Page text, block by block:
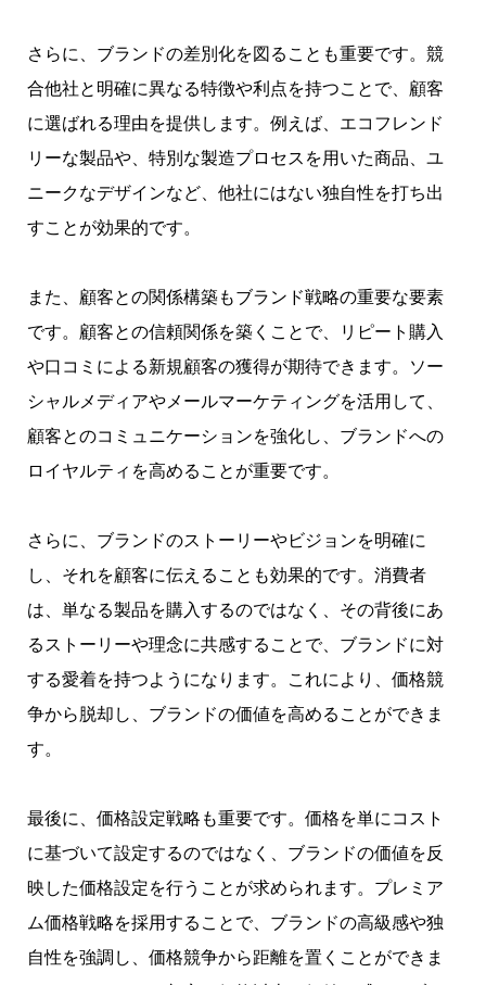
さらに、ブランドの差別化を図ることも重要です。競
合他社と明確に異なる特徴や利点を持つことで、顧客
に選ばれる理由を提供します。例えば、エコフレンド
リーな製品や、特別な製造プロセスを用いた商品、ユ
ニークなデザインなど、他社にはない独自性を打ち出
すことが効果的です。
また、顧客との関係構築もブランド戦略の重要な要素
です。顧客との信頼関係を築くことで、リピート購入
や口コミによる新規顧客の獲得が期待できます。ソー
シャルメディアやメールマーケティングを活用して、
顧客とのコミュニケーションを強化し、ブランドへの
ロイヤルティを高めることが重要です。
さらに、ブランドのストーリーやビジョンを明確に
し、それを顧客に伝えることも効果的です。消費者
は、単なる製品を購入するのではなく、その背後にあ
るストーリーや理念に共感することで、ブランドに対
する愛着を持つようになります。これにより、価格競
争から脱却し、ブランドの価値を高めることができま
す。
最後に、価格設定戦略も重要です。価格を単にコスト
に基づいて設定するのではなく、ブランドの価値を反
映した価格設定を行うことが求められます。プレミア
ム価格戦略を採用することで、ブランドの高級感や独
自性を強調し、価格競争から距離を置くことができま